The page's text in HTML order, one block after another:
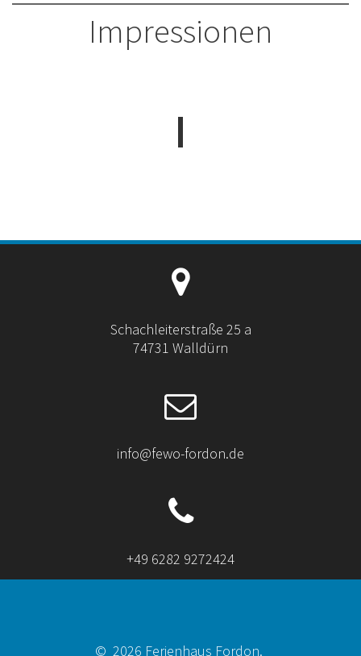
Impressionen
Schachleiterstraße 25 a
74731 Walldürn
info@fewo-fordon.de
+49 6282 9272424
© 2026 Ferienhaus Fordon.